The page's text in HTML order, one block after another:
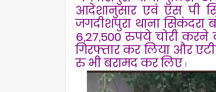
आदेशानुसार एवं एस पी
जगदीशपुरा थाना
6,27,500 रुपये चोरी करने
गिरफ्तार कर लिया और
रु भी बरामद कर लिए ।